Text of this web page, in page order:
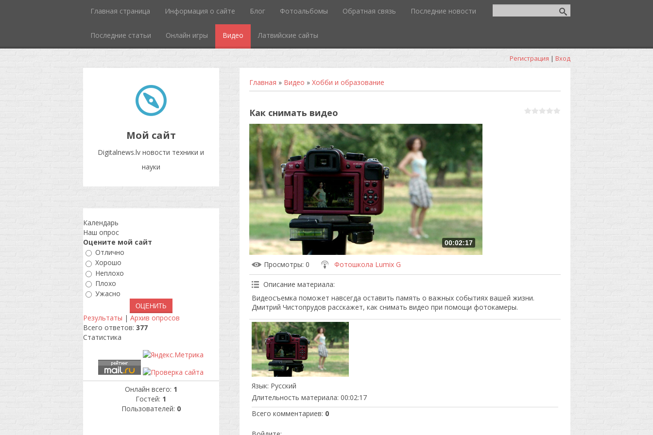
Главная страница Информация о сайте Блог Фотоальбомы Обратная связь Последние новости
Последние статьи Онлайн игры Видео Латвийские сайты
Регистрация | Вход
Мой сайт
Digitalnews.lv новости техники и
науки
Главная » Видео » Хобби и образование
Как снимать видео
00:02:17
Просмотры: 0 Фотошкола Lumix G
Описание материала:
Видеосъемка поможет навсегда оставить память о важных событиях вашей жизни.
Дмитрий Чистопрудов расскажет, как снимать видео при помощи фотокамеры.
Язык: Русский
Длительность материала: 00:02:17
Всего комментариев: 0
Календарь
Наш опрос
Оцените мой сайт
Отлично
Хорошо
Неплохо
Плохо
Ужасно
Результаты | Архив опросов
Всего ответов: 377
Статистика
Онлайн всего: 1
Гостей: 1
Пользователей: 0